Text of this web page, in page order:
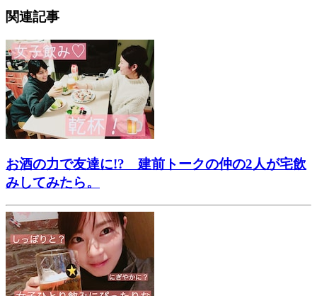
関連記事
お酒の力で友達に!? 建前トークの仲の2人が宅飲
みしてみたら。